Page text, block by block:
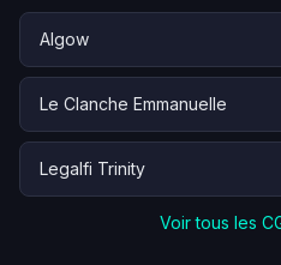
Algow
Le Clanche Emmanuelle
Legalfi Trinity
Voir tous les